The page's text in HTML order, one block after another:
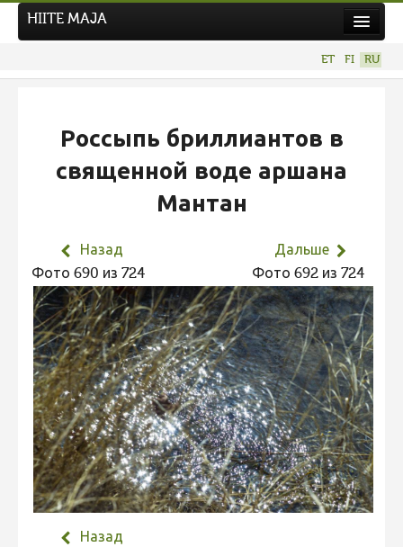
Hiite kuvavõistlus 2026
ПРЕДЫДУЩИЕ КОНКУРСЫ
Фотоконкурс 2025
Фотоконкурс 2024
Не учитываются 2024
Видео 2024
Фотоконкурс 2023
Не учитываются 2023
Видео 2023
Фотоконкурс 2022
Не учитываются 2022
HIITE MAJA
ET FI RU
Россыпь бриллиантов в
священной воде аршана
Мантан
Назад
Фото 690 из 724
Дальше
Фото 692 из 724
Назад